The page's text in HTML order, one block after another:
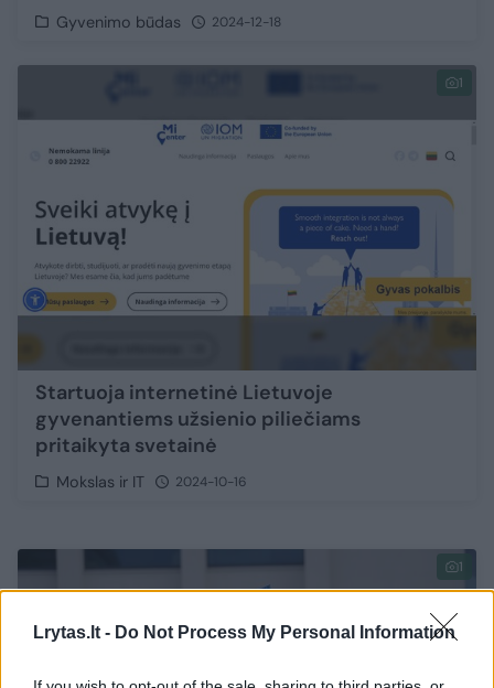
Lrytas.lt - Do Not Process My Personal Information
Gyvenimo būdas 2024-12-18
1
Startuoja internetinė Lietuvoje
gyvenantiems užsienio piliečiams
pritaikyta svetainė
Mokslas ir IT 2024-10-16
1